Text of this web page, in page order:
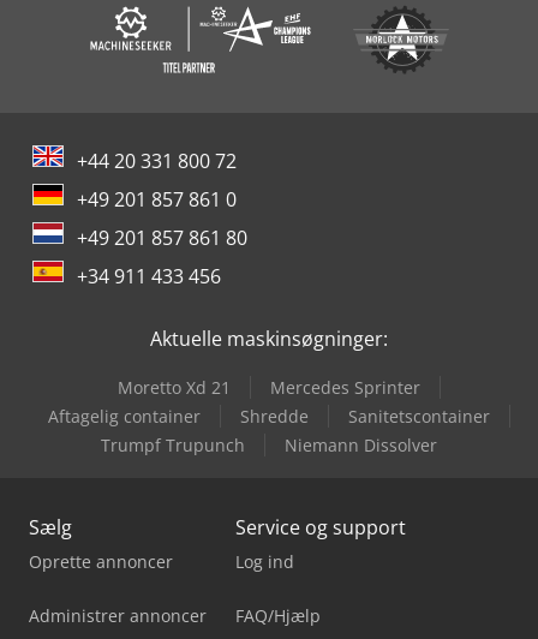
+44 20 331 800 72
+49 201 857 861 0
+49 201 857 861 80
+34 911 433 456
Aktuelle maskinsøgninger:
Moretto Xd 21
Mercedes Sprinter
Aftagelig container
Shredde
Sanitetscontainer
Trumpf Trupunch
Niemann Dissolver
Sælg
Oprette annoncer
Administrer annoncer
Service og support
Log ind
FAQ/Hjælp